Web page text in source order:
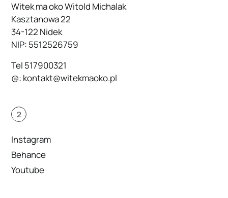
Witek ma oko Witold Michalak
Kasztanowa 22
34-122 Nidek
NIP: 5512526759
Tel 517900321
@: kontakt@witekmaoko.pl
2
Instagram
Behance
Youtube